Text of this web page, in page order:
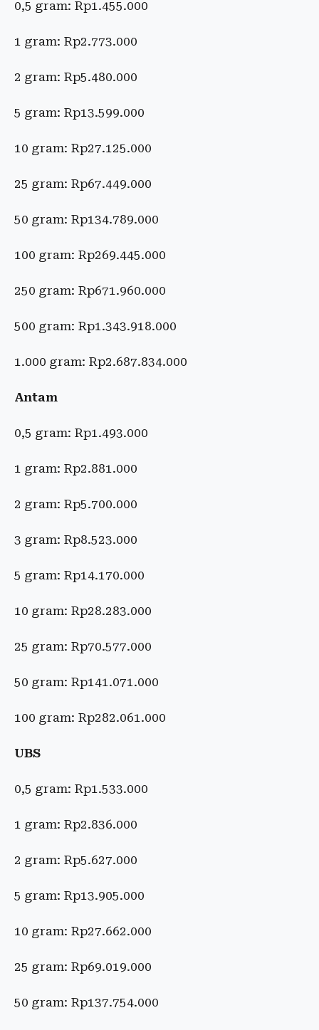
0,5 gram: Rp1.455.000
1 gram: Rp2.773.000
2 gram: Rp5.480.000
5 gram: Rp13.599.000
10 gram: Rp27.125.000
25 gram: Rp67.449.000
50 gram: Rp134.789.000
100 gram: Rp269.445.000
250 gram: Rp671.960.000
500 gram: Rp1.343.918.000
1.000 gram: Rp2.687.834.000
Antam
0,5 gram: Rp1.493.000
1 gram: Rp2.881.000
2 gram: Rp5.700.000
3 gram: Rp8.523.000
5 gram: Rp14.170.000
10 gram: Rp28.283.000
25 gram: Rp70.577.000
50 gram: Rp141.071.000
100 gram: Rp282.061.000
UBS
0,5 gram: Rp1.533.000
1 gram: Rp2.836.000
2 gram: Rp5.627.000
5 gram: Rp13.905.000
10 gram: Rp27.662.000
25 gram: Rp69.019.000
50 gram: Rp137.754.000